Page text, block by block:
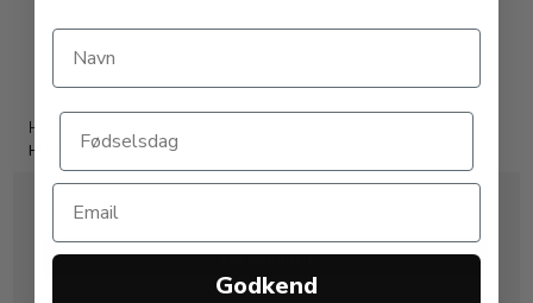
HV POLO Vinterhandsker. Sort
HV POLO
189,00 DKK
VIS PRODUKT
Godkend